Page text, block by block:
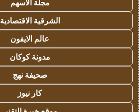
مجلة الاسهم
الشرقية الاقتصادية
عالم الايفون
مدونة كوكان
صحيفة نهج
كار نيوز